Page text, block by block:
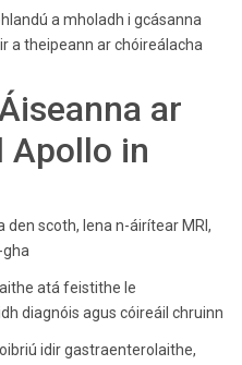
a mholadh i gcásanna
a theipeann ar chóireálacha
ar
Apollo in
scoth, lena n-áirítear MRI,
atá feistithe le
diagnóis agus cóireáil chruinn
idir gastraenterolaithe,